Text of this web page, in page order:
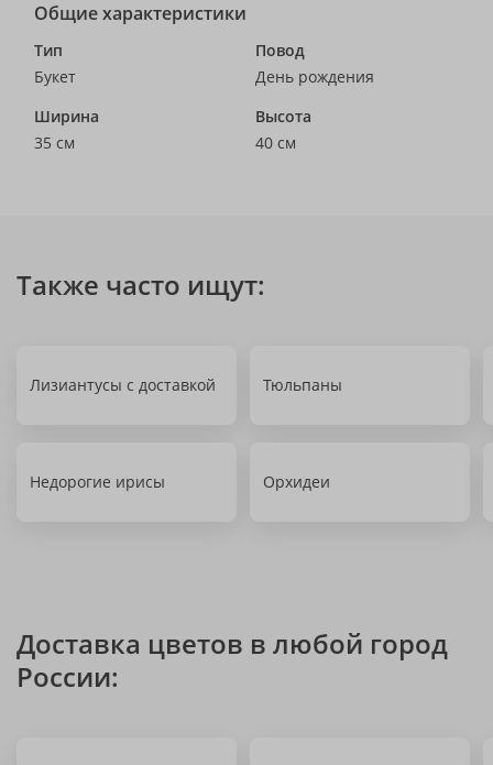
Общие характеристики
Тип
Букет
Повод
День рождения
Ширина
35 см
Высота
40 см
Также часто ищут:
Лизиантусы с доставкой Тюльпаны
Недорогие ирисы Орхидеи
Доставка цветов в любой город
России: